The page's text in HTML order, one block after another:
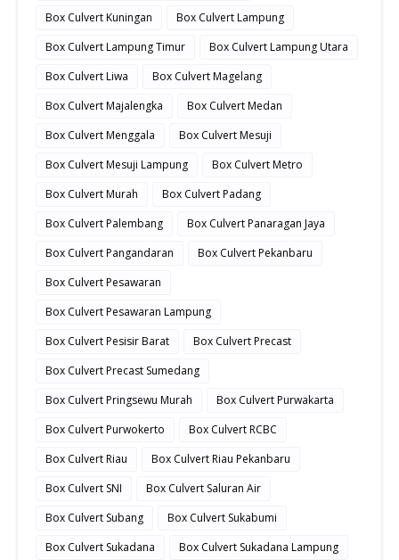
Box Culvert Kuningan
Box Culvert Lampung
Box Culvert Lampung Timur
Box Culvert Lampung Utara
Box Culvert Liwa
Box Culvert Magelang
Box Culvert Majalengka
Box Culvert Medan
Box Culvert Menggala
Box Culvert Mesuji
Box Culvert Mesuji Lampung
Box Culvert Metro
Box Culvert Murah
Box Culvert Padang
Box Culvert Palembang
Box Culvert Panaragan Jaya
Box Culvert Pangandaran
Box Culvert Pekanbaru
Box Culvert Pesawaran
Box Culvert Pesawaran Lampung
Box Culvert Pesisir Barat
Box Culvert Precast
Box Culvert Precast Sumedang
Box Culvert Pringsewu Murah
Box Culvert Purwakarta
Box Culvert Purwokerto
Box Culvert RCBC
Box Culvert Riau
Box Culvert Riau Pekanbaru
Box Culvert SNI
Box Culvert Saluran Air
Box Culvert Subang
Box Culvert Sukabumi
Box Culvert Sukadana
Box Culvert Sukadana Lampung